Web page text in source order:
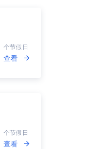
个节假日
查看
个节假日
查看